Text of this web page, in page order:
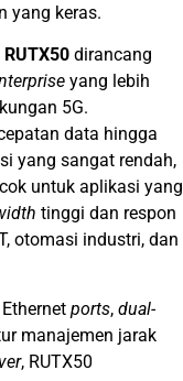
yang keras.
RUTX50 dirancang
yang lebih
5G.
data hingga
yang sangat rendah,
untuk aplikasi yang
tinggi dan respon
otomasi industri, dan
ports, dual-
manajemen jarak
, RUTX50